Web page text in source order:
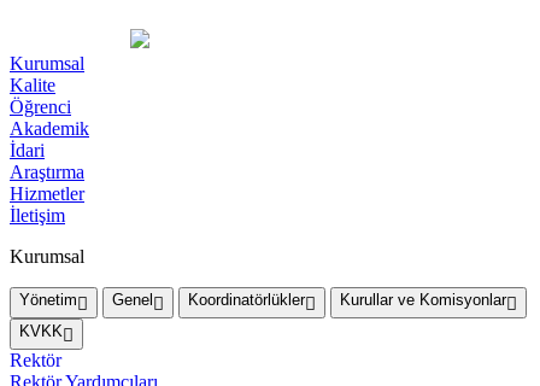
Kurumsal
Kalite
Öğrenci
Akademik
İdari
Araştırma
Hizmetler
İletişim
Kurumsal
Yönetim Genel Koordinatörlükler
Kurullar ve Komisyonlar
KVKK
Rektör